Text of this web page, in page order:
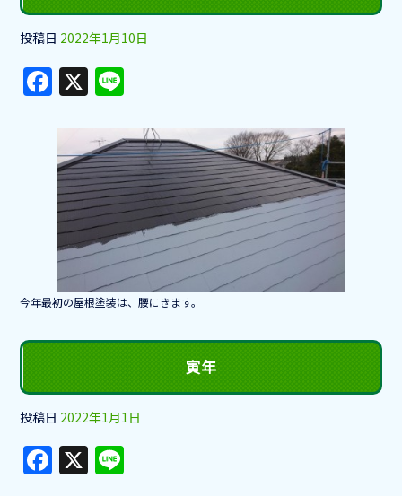
投稿日 2022年1月10日
F
c
e
b
o
o
k
X
e
今年最初の屋根塗装は、腰にきます。
寅年
投稿日 2022年1月1日
F X